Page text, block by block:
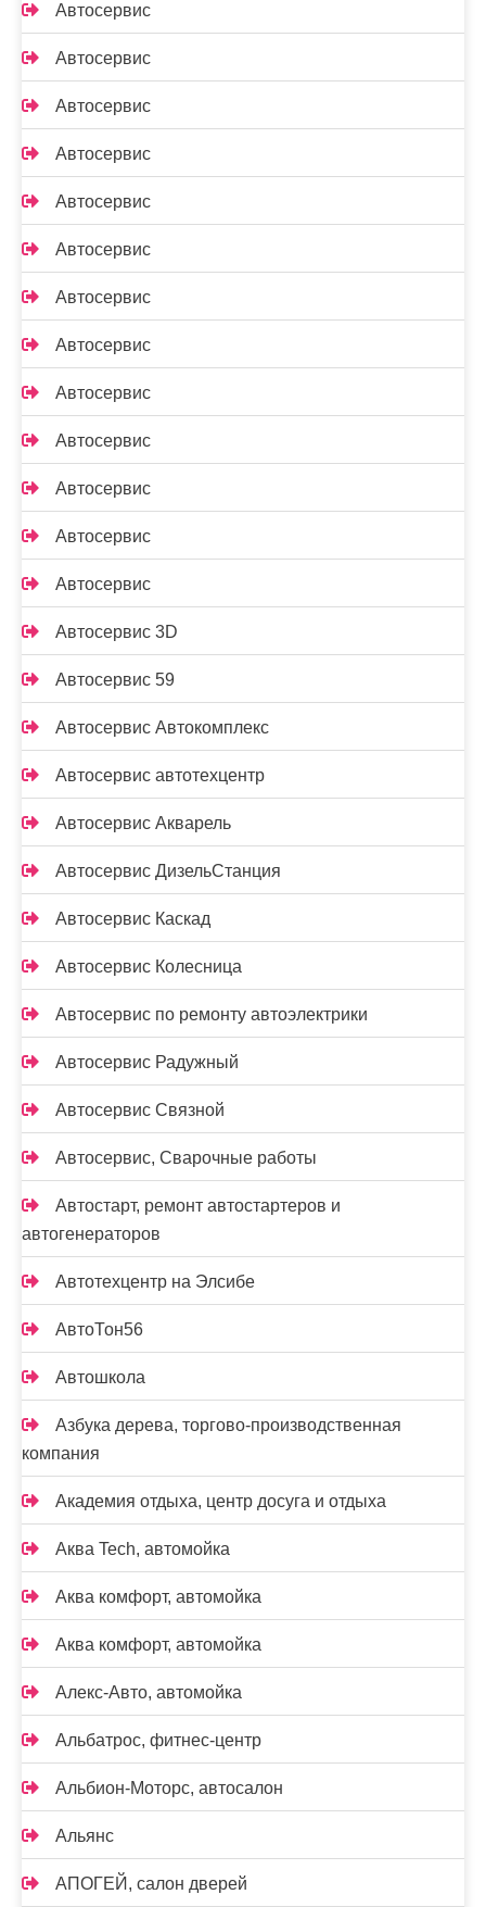
Автосервис
Автосервис
Автосервис
Автосервис
Автосервис
Автосервис
Автосервис
Автосервис
Автосервис
Автосервис
Автосервис
Автосервис
Автосервис
Автосервис 3D
Автосервис 59
Автосервис Автокомплекс
Автосервис автотехцентр
Автосервис Акварель
Автосервис ДизельСтанция
Автосервис Каскад
Автосервис Колесница
Автосервис по ремонту автоэлектрики
Автосервис Радужный
Автосервис Связной
Автосервис, Сварочные работы
Автостарт, ремонт автостартеров и
автогенераторов
Автотехцентр на Элсибе
АвтоТон56
Автошкола
Азбука дерева, торгово-производственная
компания
Академия отдыха, центр досуга и отдыха
Аква Tech, автомойка
Аква комфорт, автомойка
Аква комфорт, автомойка
Алекс-Авто, автомойка
Альбатрос, фитнес-центр
Альбион-Моторс, автосалон
Альянс
АПОГЕЙ, салон дверей